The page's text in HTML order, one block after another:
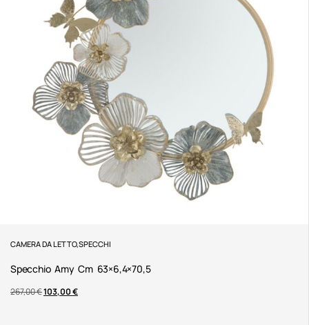
CAMERA DA LETTO,SPECCHI
Specchio Amy Cm 63×6,4×70,5
267,00€103,00€